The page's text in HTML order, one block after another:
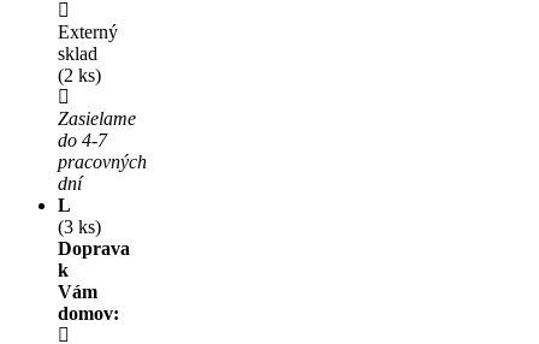
Externý
sklad
(2 ks)
Zasielame
do 4-7
pracovných
dní
L
(3 ks)
Doprava
k
Vám
domov: